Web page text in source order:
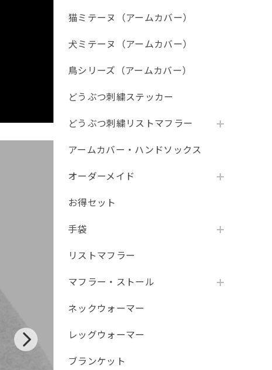
猫ミテーヌ（アームカバー）
犬ミテーヌ（アームカバー）
鳥シリーズ（アームカバー）
どうぶつ刺繍ステッカー
どうぶつ刺繍リストマフラー
アームカバー・ハンドソックス
オーダーメイド
お得セット
手袋
リストマフラー
マフラー・ストール
ネックウォーマー
レッグウォーマー
ブランケット